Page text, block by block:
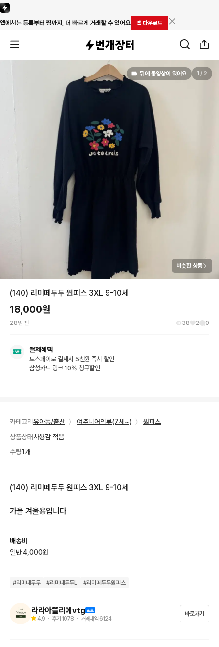
앱에서는 등록부터 찜까지, 더 빠르게 거래할 수 있어요 앱 다운로드
뒤에 동영상이 있어요 1 / 2
비슷한 상품
(140) 리미떼두두 원피스 3XL 9-10세
18,000원
28일 전 38 2 0
결제혜택
토스페이로 결제시 5천원 즉시 할인
삼성카드 링크 10% 청구할인
카테고리 유아동/출산 〉 여주니어의류(7세~) 〉
원피스
상품상태사용감 적음
수량1개
(140) 리미떼두두 원피스 3XL 9-10세
가을 겨울용입니다
배송비
일반 4,000원
#리미떼두두 #리미떼두두L #리미떼두두원피스
라라아뜰리에vtg
4.9 ・ 후기 1078 ・ 거래내역 6124
바로가기